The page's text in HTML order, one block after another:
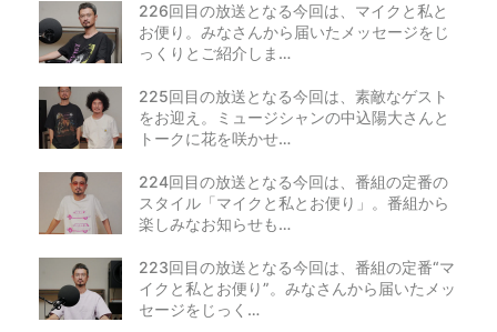
226回目の放送となる今回は、マイクと私と
お便り。みなさんから届いたメッセージをじ
っくりとご紹介しま…
225回目の放送となる今回は、素敵なゲスト
をお迎え。ミュージシャンの中込陽大さんと
トークに花を咲かせ…
224回目の放送となる今回は、番組の定番の
スタイル「マイクと私とお便り」。番組から
楽しみなお知らせも…
223回目の放送となる今回は、番組の定番“マ
イクと私とお便り”。みなさんから届いたメッ
セージをじっく…